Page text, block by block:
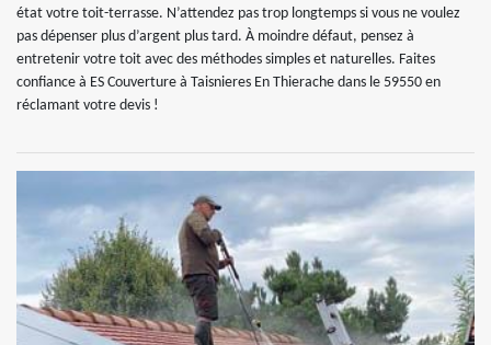
état votre toit-terrasse. N’attendez pas trop longtemps si vous ne voulez
pas dépenser plus d’argent plus tard. À moindre défaut, pensez à
entretenir votre toit avec des méthodes simples et naturelles. Faites
confiance à ES Couverture à Taisnieres En Thierache dans le 59550 en
réclamant votre devis !